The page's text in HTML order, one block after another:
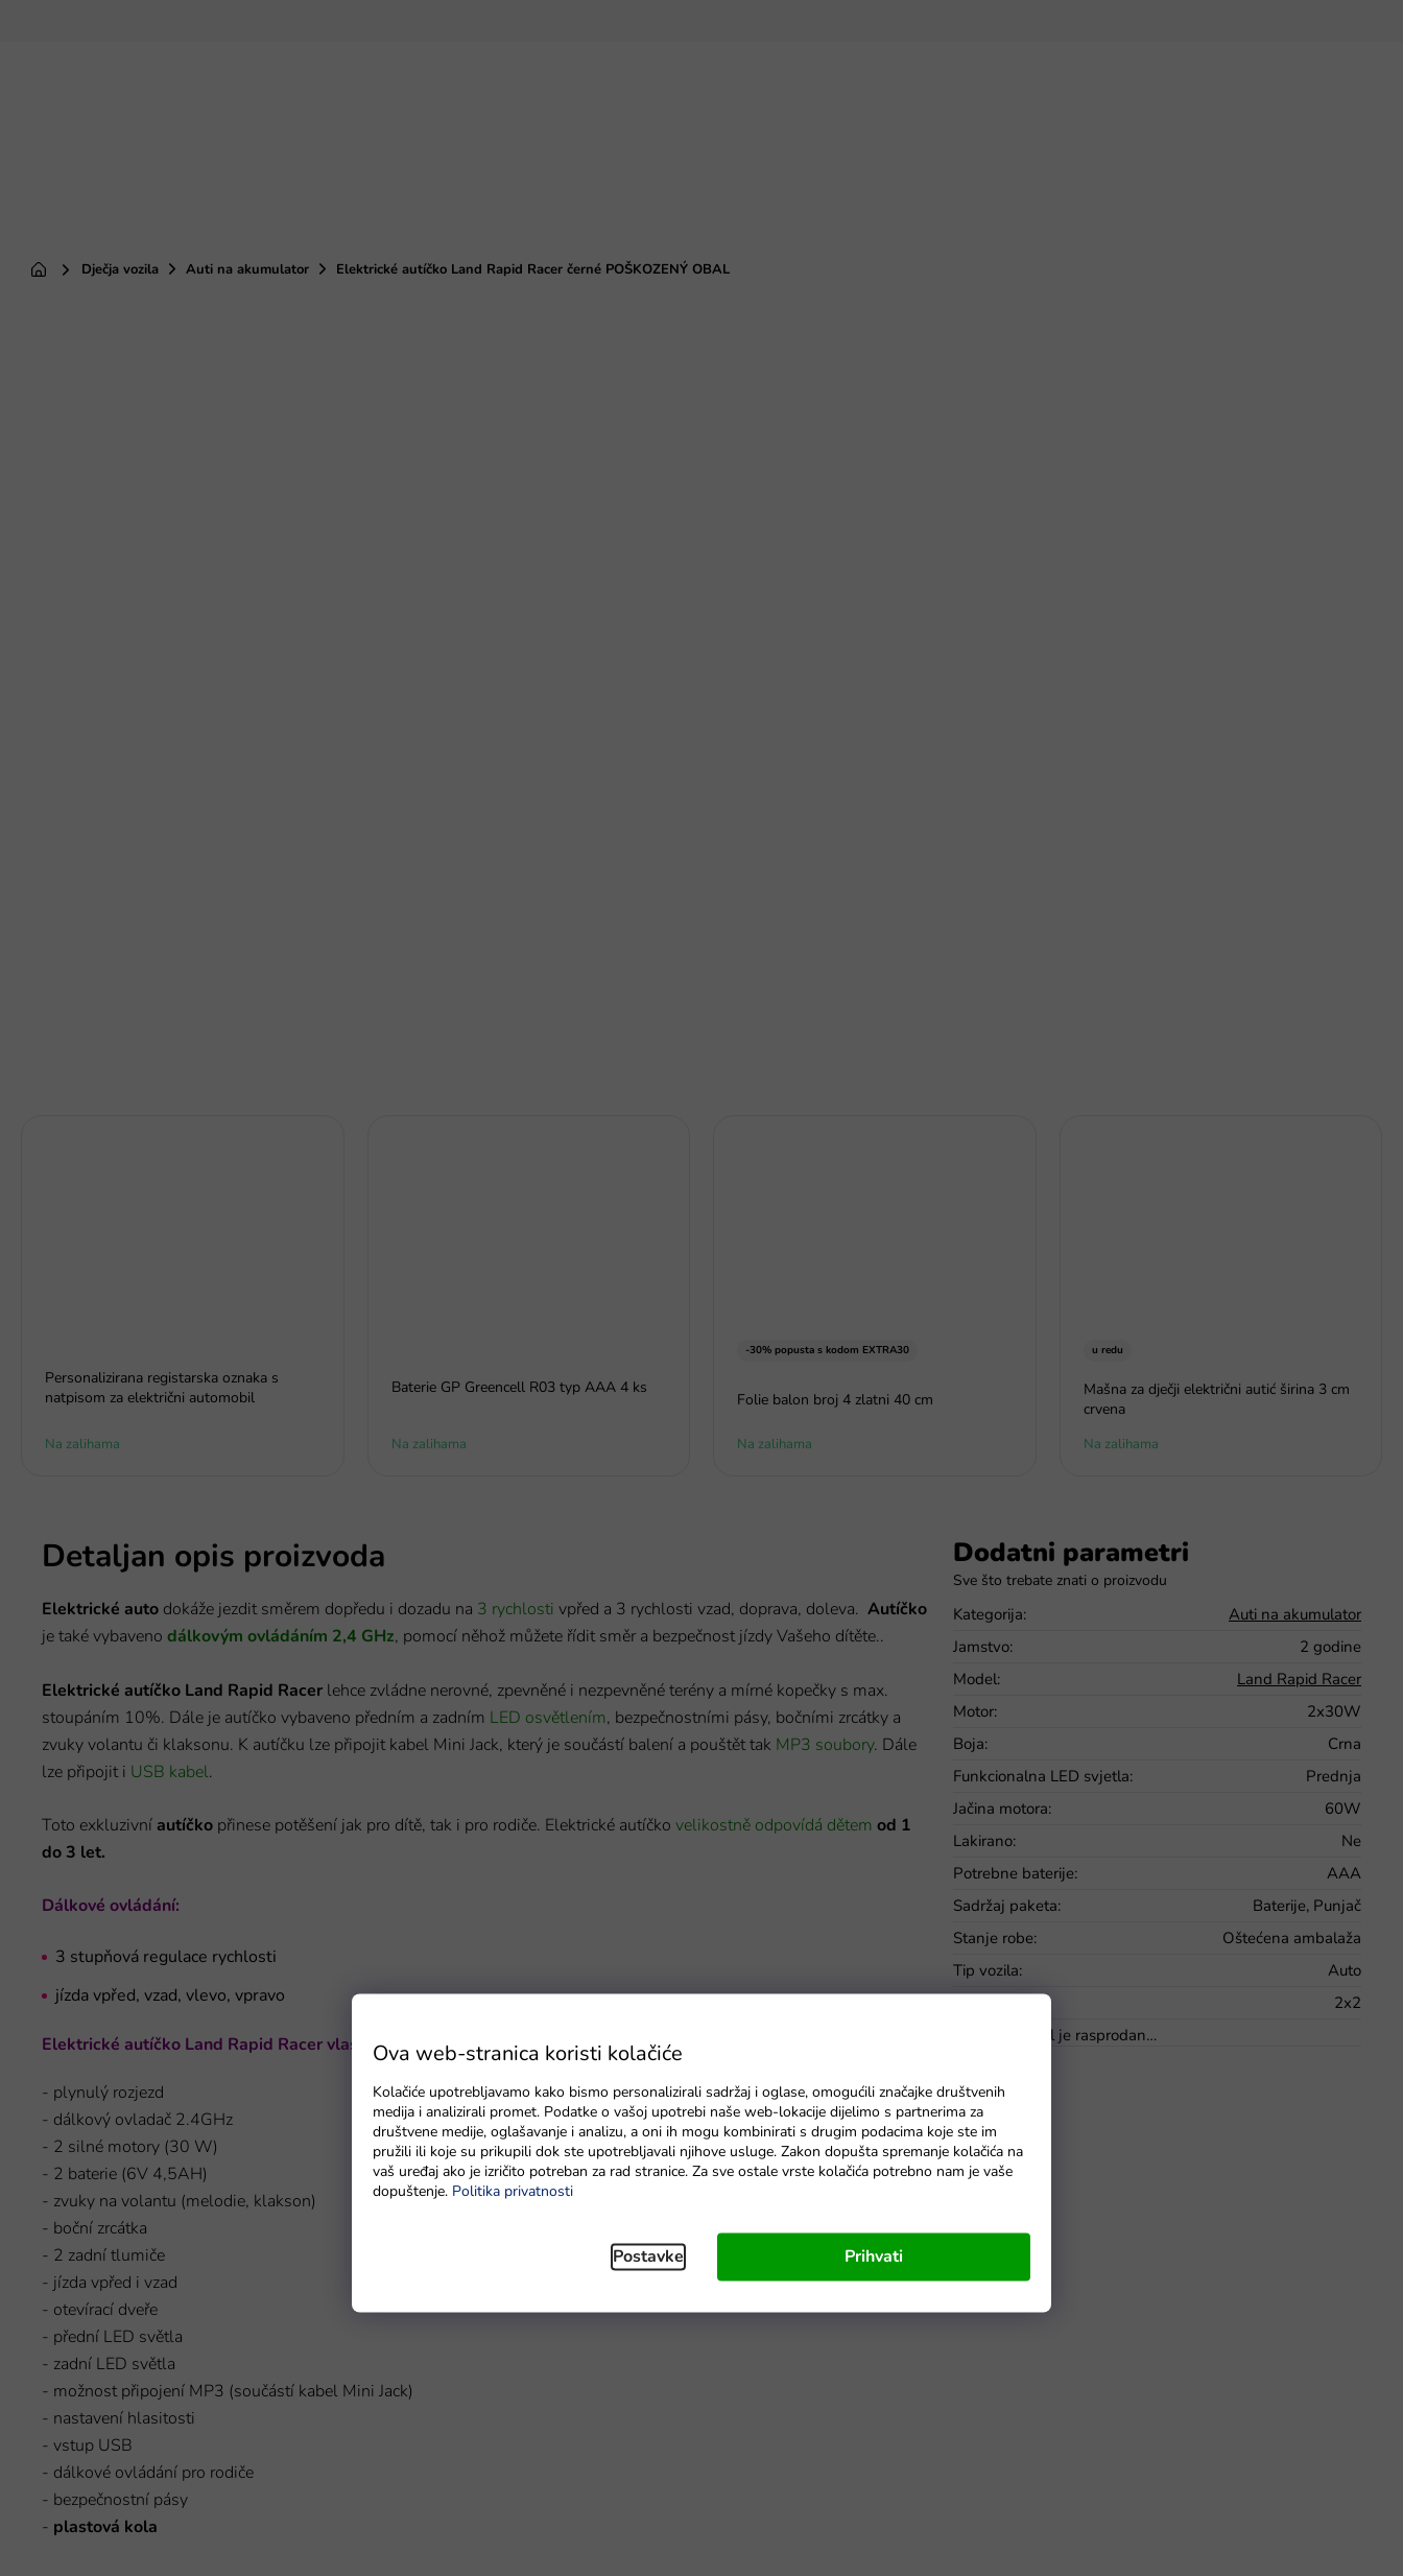
Ova web-stranica koristi kolačiće
Kolačiće upotrebljavamo kako bismo personalizirali sadržaj i oglase, omogućili značajke društvenih
medija i analizirali promet. Podatke o vašoj upotrebi naše web-lokacije dijelimo s partnerima za
društvene medije, oglašavanje i analizu, a oni ih mogu kombinirati s drugim podacima koje ste im
pružili ili koje su prikupili dok ste upotrebljavali njihove usluge. Zakon dopušta spremanje kolačića na
vaš uređaj ako je izričito potreban za rad stranice. Za sve ostale vrste kolačića potrebno nam je vaše
dopuštenje. Politika privatnosti
Postavke Prihvati
PočetnaDječja vozila Auti na akumulator Elektrické autíčko Land Rapid Racer černé POŠKOZENÝ OBAL
Personalizirana registarska oznaka s
natpisom za električni automobil
Na zalihama
Baterie GP Greencell R03 typ AAA 4 ks
Na zalihama
-30% popusta s kodom EXTRA30
Folie balon broj 4 zlatni 40 cm
Na zalihama
u redu
Mašna za dječji električni autić širina 3 cm
crvena
Na zalihama
Detaljan opis proizvoda
Elektrické auto dokáže jezdit směrem dopředu i dozadu na 3 rychlosti vpřed a 3 rychlosti vzad, doprava, doleva. Autíčko
je také vybaveno dálkovým ovládáním 2,4 GHz, pomocí něhož můžete řídit směr a bezpečnost jízdy Vašeho dítěte..
Elektrické autíčko Land Rapid Racer lehce zvládne nerovné, zpevněné i nezpevněné terény a mírné kopečky s max.
stoupáním 10%. Dále je autíčko vybaveno předním a zadním LED osvětlením, bezpečnostními pásy, bočními zrcátky a
zvuky volantu či klaksonu. K autíčku lze připojit kabel Mini Jack, který je součástí balení a pouštět tak MP3 soubory. Dále
lze připojit i USB kabel.
Toto exkluzivníautíčko přinese potěšení jak pro dítě, tak i pro rodiče. Elektrické autíčko velikostně odpovídá dětem od 1
do 3 let.
Dálkové ovládání:
3 stupňová regulace rychlosti
jízda vpřed, vzad, vlevo, vpravo
Elektrické autíčko Land Rapid Racervlastnosti:
- plynulý rozjezd
- dálkový ovladač 2.4GHz
- 2 silné motory (30 W)
- 2 baterie (6V 4,5AH)
- zvuky na volantu (melodie, klakson)
- boční zrcátka
- 2 zadní tlumiče
- jízda vpřed i vzad
- otevírací dveře
- přední LED světla
- zadní LED světla
- možnost připojení MP3 (součástí kabel Mini Jack)
- nastavení hlasitosti
- vstup USB
- dálkové ovládání pro rodiče
- bezpečnostní pásy
- plastová kola
Dodatni parametri
Kategorija:
Auti na akumulator
Jamstvo:
2 godine
Model:
Land Rapid Racer
Motor:
2x30W
Boja:
Crna
Funkcionalna LED svjetla:
Prednja
Jačina motora:
60W
Lakirano:
Ne
Potrebne baterije:
AAA
Sadržaj paketa:
Baterije, Punjač
Stanje robe:
Oštećena ambalaža
Tip vozila:
Auto
2x2
Artikl je rasprodan…